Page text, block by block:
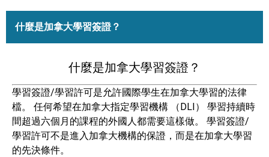
什麼是加拿大學習簽證？
什麼是加拿大學習簽證？
學習簽證/學習許可是允許國際學生在加拿大學習的法律
檔。 任何希望在加拿大指定學習機構 （DLI） 學習持續時
間超過六個月的課程的外國人都需要這樣做。 學習簽證/
學習許可不是進入加拿大機構的保證，而是在加拿大學習
的先決條件。